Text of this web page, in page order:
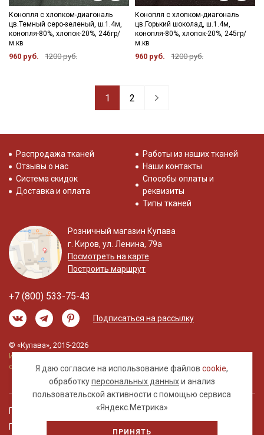
Конопля с хлопком-диагональ
цв.Темный серо-зеленый, ш.1.4м,
конопля-80%, хлопок-20%, 246гр/
м.кв
960 руб. 1200 руб.
Конопля с хлопком-диагональ
цв.Горький шоколад, ш.1.4м,
конопля-80%, хлопок-20%, 245гр/
м.кв
960 руб. 1200 руб.
1 2
Я даю согласие на использование файловcookie,
обработкуперсональных данныхи анализ
пользовательской активности с помощью сервиса
«Яндекс.Метрика»
ПРИНЯТЬ
Распродажа тканей
Отзывы о нас
Система скидок
Доставка и оплата
Работы из наших тканей
Наши контакты
Способы оплаты и
реквизиты
Типы тканей
Розничный магазин Купава
г. Киров, ул. Ленина, 79а
Посмотреть на карте
Построить маршрут
+7 (800) 533-75-43
Подписаться на рассылку
© «Купава», 2015-2026
Информация на сайте не является публичной
офертой.
Правовая информация
Политика обработки персональных данных